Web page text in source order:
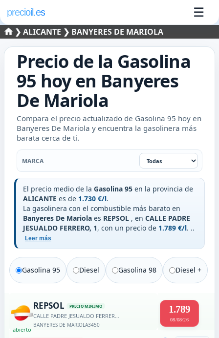
precioil.es ☰
❯ALICANTE ❯ BANYERES DE MARIOLA
Precio de la Gasolina
95 hoy en Banyeres
De Mariola
Compara el precio actualizado de Gasolina 95 hoy en
Banyeres De Mariola y encuentra la gasolinera más
barata cerca de ti.
Filtrar por marca
MARCA
El precio medio de la Gasolina 95 en la provincia de
ALICANTE es de 1.730 €/l.
La gasolinera con el combustible más barato en
Banyeres De Mariola es REPSOL , en CALLE PADRE
JESUALDO FERRERO, 1, con un precio de 1.789 €/l. ..
Leer más
Gasolina 95 Diesel Gasolina 98 Diesel +
abierto
REPSOL PRECIO MINIMO
CALLE PADRE JESUALDO FERRERO, 1
BANYERES DE MARIOLA3450
1.789
08/08/26